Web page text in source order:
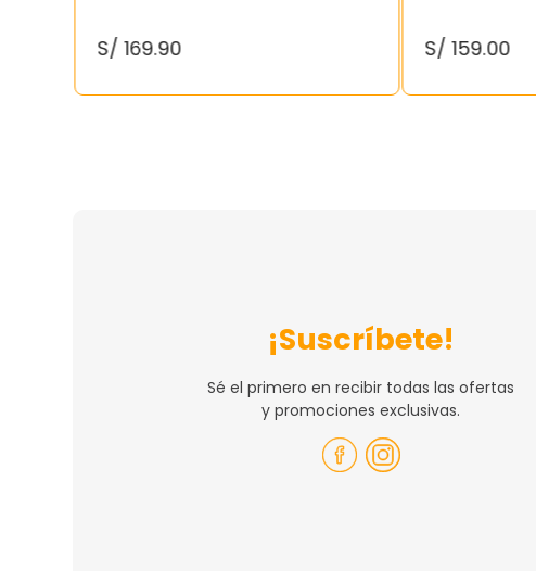
S/ 169.90 S/ 159.00
¡Suscríbete!
Sé el primero en recibir todas las ofertas
y promociones exclusivas.